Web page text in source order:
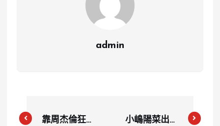
admin
靠周杰倫狂賺
小嶋陽菜出席